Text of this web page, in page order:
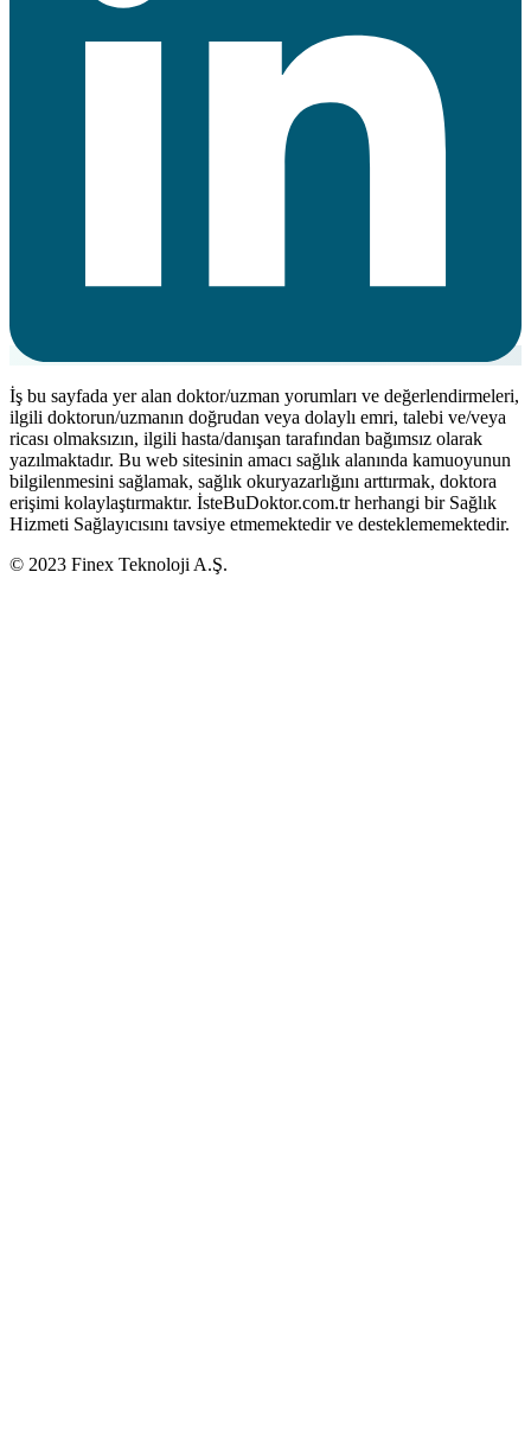
İş bu sayfada yer alan doktor/uzman yorumları ve değerlendirmeleri,
ilgili doktorun/uzmanın doğrudan veya dolaylı emri, talebi ve/veya
ricası olmaksızın, ilgili hasta/danışan tarafından bağımsız olarak
yazılmaktadır. Bu web sitesinin amacı sağlık alanında kamuoyunun
bilgilenmesini sağlamak, sağlık okuryazarlığını arttırmak, doktora
erişimi kolaylaştırmaktır. İsteBuDoktor.com.tr herhangi bir Sağlık
Hizmeti Sağlayıcısını tavsiye etmemektedir ve desteklememektedir.
© 2023 Finex Teknoloji A.Ş.